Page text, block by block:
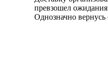
превзошел
Однозначно вернусь